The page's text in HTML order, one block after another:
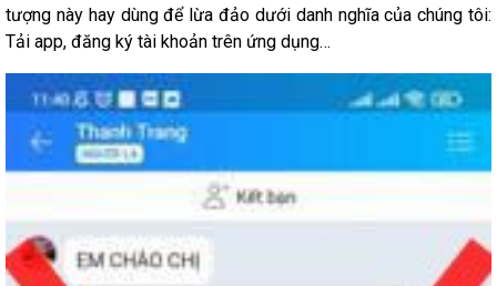
tượng này hay dùng để lừa đảo dưới danh nghĩa của chúng tôi:
Tải app, đăng ký tài khoản trên ứng dụng…